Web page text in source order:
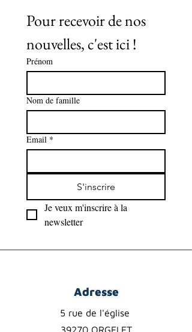
Pour recevoir de nos
nouvelles, c'est ici !
Prénom
Nom de famille
Email *
S'inscrire
Je veux m'inscrire à la
newsletter
Adresse
5 rue de l'église
39270 ORGELET